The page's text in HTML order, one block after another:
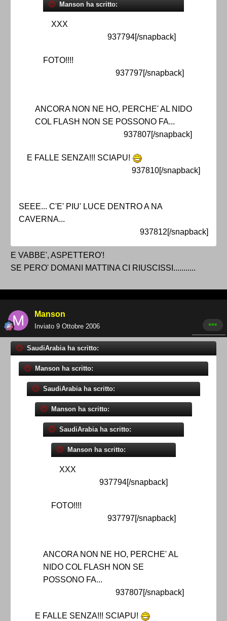
Manson ha scritto:
XXX
937794[/snapback]
FOTO!!!!
937797[/snapback]
ANCORA NON NE HO, PERCHE' AL NIDO
COL FLASH NON SE POSSONO FA...
937807[/snapback]
E FALLE SENZA!!! SCIAPU!
937810[/snapback]
SEEE... C'E' PIU' LUCE DENTRO A NA
CAVERNA...
937812[/snapback]
E VABBE', ASPETTERO'!
SE PERO' DOMANI MATTINA CI RIUSCISSI...........
Manson
Inviato 9 Ottobre 2006
SaudiArabia ha scritto:
Manson ha scritto:
SaudiArabia ha scritto:
Manson ha scritto:
SaudiArabia ha scritto:
Manson ha scritto:
XXX
937794[/snapback]
FOTO!!!!
937797[/snapback]
ANCORA NON NE HO, PERCHE' AL
NIDO COL FLASH NON SE
POSSONO FA...
937807[/snapback]
E FALLE SENZA!!! SCIAPU!